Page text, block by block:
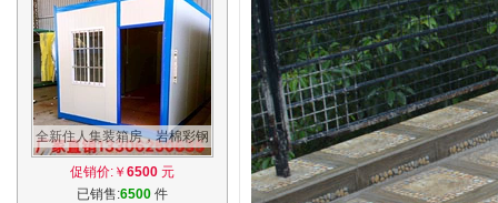
全新住人集装箱房，岩棉彩钢
板组合防火移动箱房，活动房
箱房
促销价:￥ 6500 元
已销售:6500 件